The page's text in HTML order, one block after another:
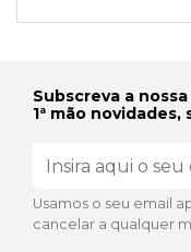
Subscreva a
1ª mão
Usamos o seu email
cancelar a qualquer